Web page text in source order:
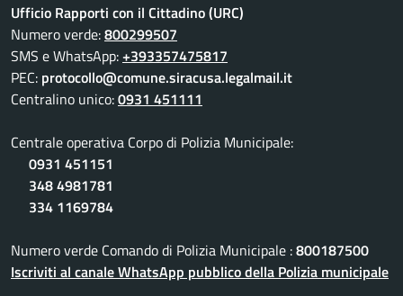
Ufficio Rapporti con il Cittadino (URC)
Numero verde:800299507
SMS e WhatsApp:+393357475817
PEC: protocollo@comune.siracusa.legalmail.it
Centralino unico:0931 451111
Centrale operativa Corpo di Polizia Municipale:
0931 451151
348 4981781
334 1169784
Numero verde Comando di Polizia Municipale :800187500
Iscriviti al canale WhatsApp pubblico della Polizia municipale